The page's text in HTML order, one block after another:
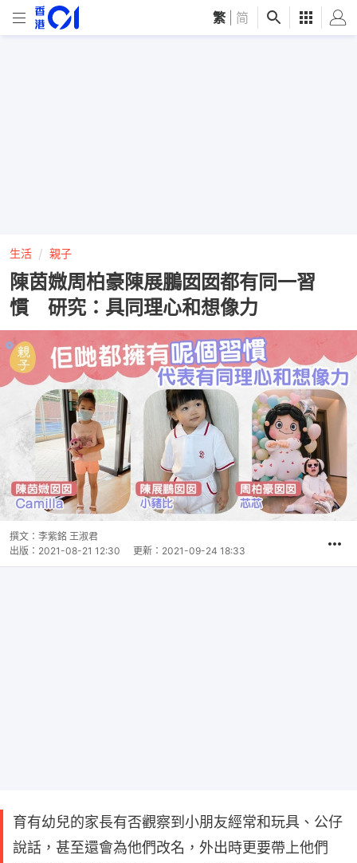
繁 简
生活 親子
陳茵媺周柏豪陳展鵬囡囡都有同一習
慣 研究：具同理心和想像力
撰文： 李紫銘 王淑君
出版： 2021-08-21 12:30 更新： 2021-09-24 18:33
育有幼兒的家長有否觀察到小朋友經常和玩具、公仔
說話，甚至還會為他們改名，外出時更要帶上他們